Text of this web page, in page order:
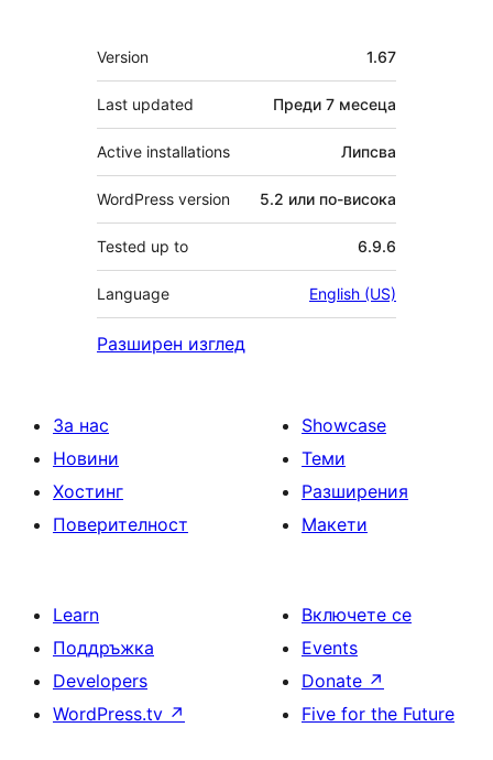
Мета
Version 1.67
Last updated Преди 7 месеца
Active installations Липсва
WordPress version 5.2 или по-висока
Tested up to 6.9.6
Language English (US)
Разширен изглед
За нас
Новини
Хостинг
Поверителност
Showcase
Теми
Разширения
Макети
Learn
Поддръжка
Developers
WordPress.tv ↗
Включете се
Events
Donate ↗
Five for the Future